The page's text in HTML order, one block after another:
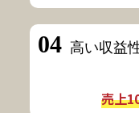
04 高い収益
売上